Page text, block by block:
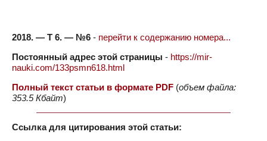
2018. — Т 6. — №6 - перейти к содержанию номера...
Постоянный адрес этой страницы - https://mir-
nauki.com/133psmn618.html
Полный текст статьи в формате PDF (объем файла:
353.5 Кбайт)
Ссылка для цитирования этой статьи: